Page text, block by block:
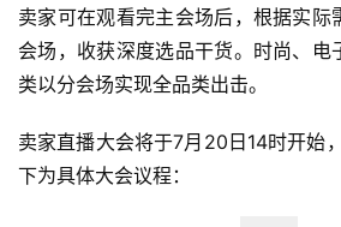
社
媒
销
卖家可在观看完主会场后，根据实际
会场，收获深度选品干货。时尚、电
类以分会场实现全品类出击。
卖家直播大会将于7月20日14时开始
下为具体大会议程：